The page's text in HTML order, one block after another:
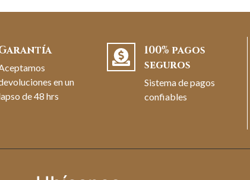
en un
de 48 hrs
100% pagos
seguros
Sistema de pagos
confiables